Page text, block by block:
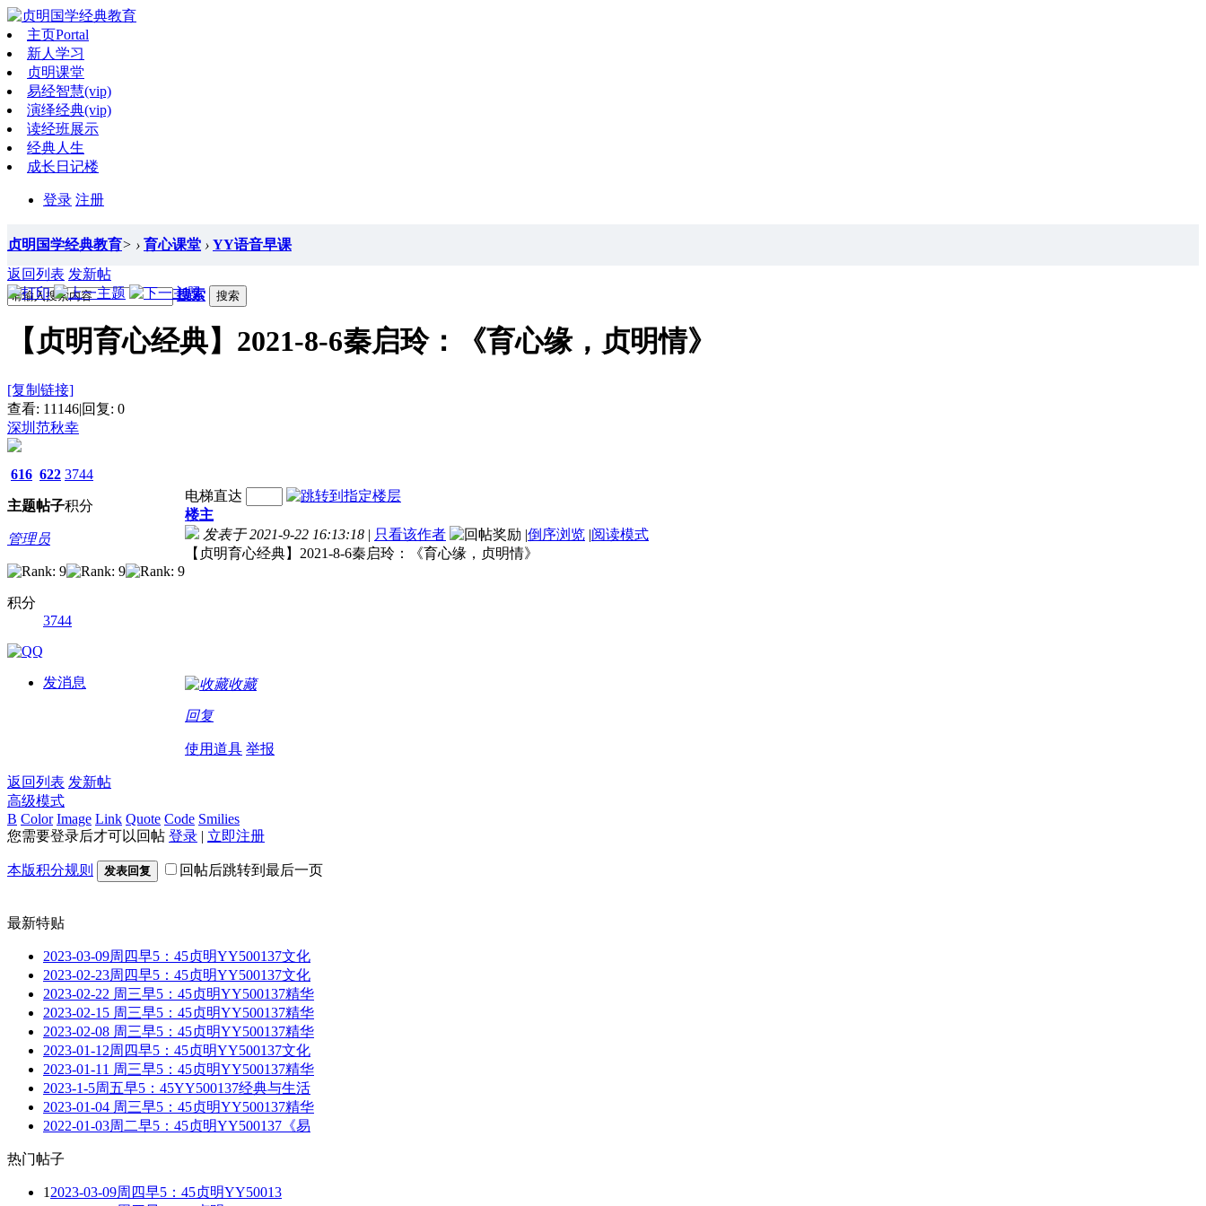
主页Portal
新人学习
贞明课堂
易经智慧(vip)
演绎经典(vip)
读经班展示
经典人生
成长日记楼
登录 注册
贞明国学经典教育> › 育心课堂 › YY语音早课
搜索 搜索
返回列表 发新帖
【贞明育心经典】2021-8-6秦启玲：《育心缘，贞明情》
[复制链接]
查看: 11146|回复: 0
深圳范秋幸
616
主题
622
帖子
3744
积分
管理员
积分
3744
发消息
电梯直达
楼主
发表于 2021-9-22 16:13:18 | 只看该作者 |倒序浏览 |阅读模式
【贞明育心经典】2021-8-6秦启玲：《育心缘，贞明情》
收藏
回复
使用道具 举报
返回列表 发新帖
高级模式
B Color Image Link Quote Code Smilies
您需要登录后才可以回帖 登录 | 立即注册
本版积分规则 发表回复 回帖后跳转到最后一页
最新特贴
2023-03-09周四早5：45贞明YY500137文化
2023-02-23周四早5：45贞明YY500137文化
2023-02-22 周三早5：45贞明YY500137精华
2023-02-15 周三早5：45贞明YY500137精华
2023-02-08 周三早5：45贞明YY500137精华
2023-01-12周四早5：45贞明YY500137文化
2023-01-11 周三早5：45贞明YY500137精华
2023-1-5周五早5：45YY500137经典与生活
2023-01-04 周三早5：45贞明YY500137精华
2022-01-03周二早5：45贞明YY500137《易
热门帖子
1 2023-03-09周四早5：45贞明YY50013